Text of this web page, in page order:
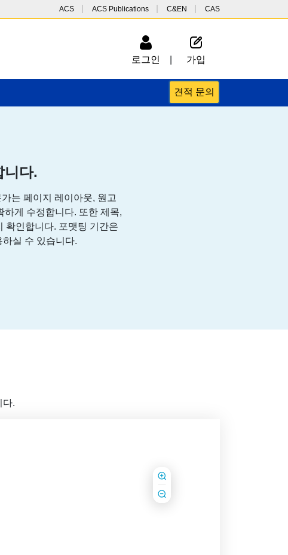
ACS ACS Publications C&EN CAS
로그인 가입
견적 문의
니다.
는 페이지 레이아웃, 원고
하게 수정합니다. 또한 제목,
확인합니다. 포맷팅 기간은
실 수 있습니다.
다.